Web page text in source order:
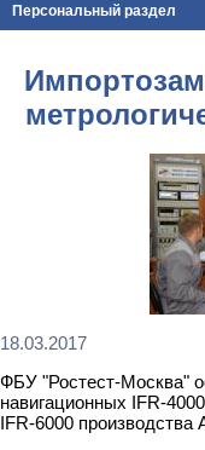
Персональный раздел
18.03.2017
ФБУ "Ростест-Москва"
навигационных IFR-
IFR-6000 производства